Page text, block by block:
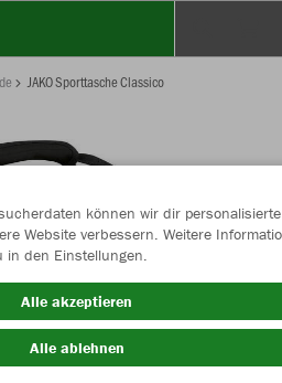
JAKO Sporttasche Classico
können wir dir personalisierte
Website verbessern. Weitere
in den Einstellungen.
Alle akzeptieren
Alle ablehnen